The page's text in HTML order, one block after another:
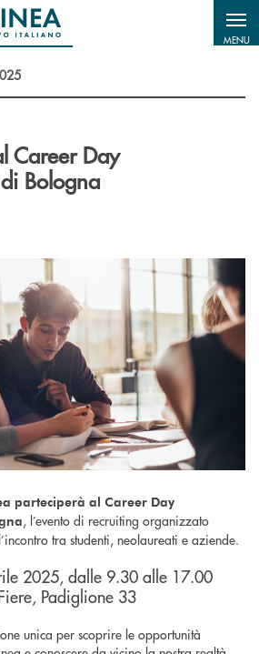
MENU
Career Day
Bologna
parteciperà al Career Day
, l’evento di recruiting organizzato
tra studenti, neolaureati e aziende.
2025, dalle 9.30 alle 17.00
Padiglione 33
unica per scoprire le opportunità